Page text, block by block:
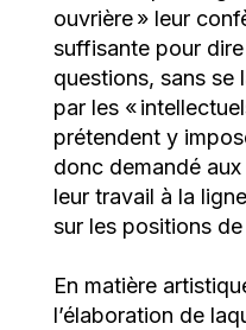
ouvrière » leur
suffisante pour
questions, sans se
par les «
prétendent y
donc demandé
leur travail à la
sur les positions
En matière
l’élaboration de